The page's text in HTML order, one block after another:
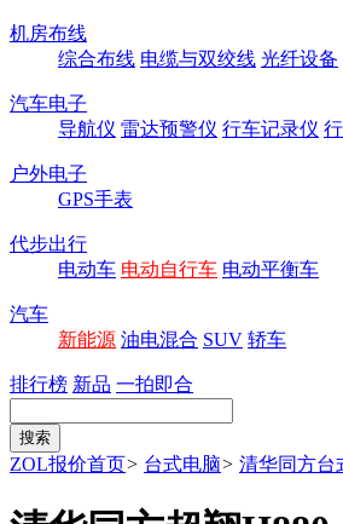
机房布线
综合布线 电缆与双绞线 光纤设备
汽车电子
导航仪 雷达预警仪 行车记录仪
户外电子
GPS手表
代步出行
电动车 电动自行车 电动平衡车
汽车
新能源 油电混合 SUV 轿车
排行榜 新品 一拍即合
ZOL报价首页> 台式电脑> 清华同方台